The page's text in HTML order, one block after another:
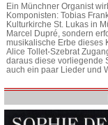
Ein Münchner Organist
Komponisten: Tobias
Kulturkirche St. Lukas in
Marcel Dupré, sondern
musikalische Erbe dieses
Alice Tollet-Szebrat
daraus diese vorliegende
auch ein paar Lieder und